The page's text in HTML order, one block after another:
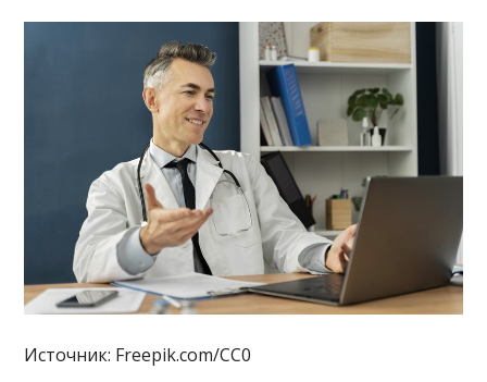
Источник: Freepik.com/CC0